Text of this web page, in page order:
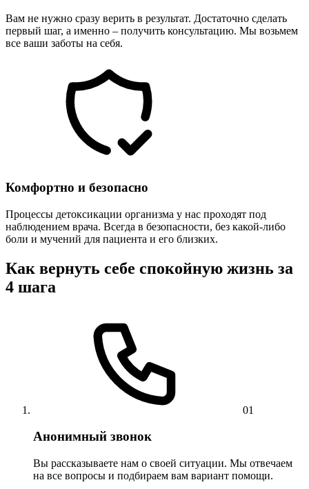
Вам не нужно сразу верить в результат. Достаточно сделать
первый шаг, а именно – получить консультацию. Мы возьмем
все ваши заботы на себя.
Комфортно и безопасно
Процессы детоксикации организма у нас проходят под
наблюдением врача. Всегда в безопасности, без какой-либо
боли и мучений для пациента и его близких.
Как вернуть себе спокойную жизнь за
4 шага
01
Анонимный звонок
Вы рассказываете нам о своей ситуации. Мы отвечаем
на все вопросы и подбираем вам вариант помощи.